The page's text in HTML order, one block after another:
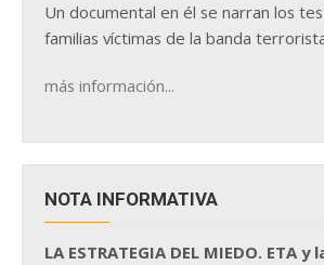
Un documental en él se narran los
familias víctimas de la banda
más información...
NOTA INFORMATIVA
LA ESTRATEGIA DEL MIEDO. ETA